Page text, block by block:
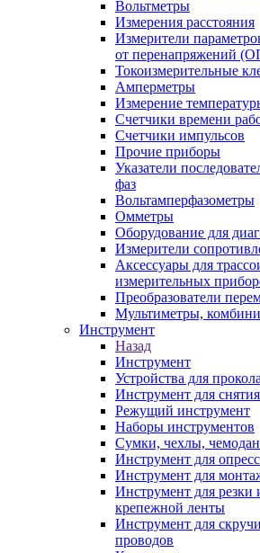
Вольтметры
Измерения расстояния
Измерители
от перенапряжений
Токоизмерительные
Амперметры
Измерение
Счетчики времени
Счетчики импульсов
Прочие приборы
Указатели
фаз
Вольтамперфазометры
Омметры
Оборудование для
Измерители
Аксессуары для
измерительных
Преобразователи
Мультиметры,
Инструмент
Назад
Инструмент
Устройства для
Инструмент для
Режущий инструмент
Наборы инструментов
Сумки, чехлы,
Инструмент для
Инструмент для
Инструмент для резки
крепежной ленты
Инструмент для
проводов